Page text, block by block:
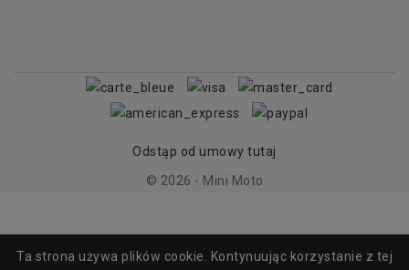
Ta strona używa plików cookie. Kontynuując korzystanie z tej
Odstąp od umowy tutaj
© 2026 - Mini Moto